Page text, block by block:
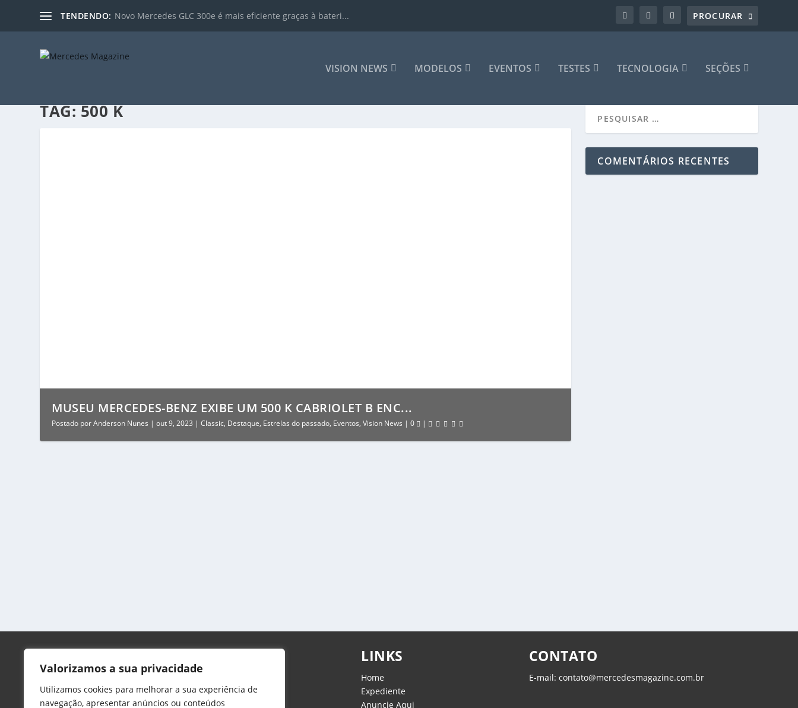
Valorizamos a sua privacidade
Utilizamos cookies para melhorar a sua experiência de
navegação, apresentar anúncios ou conteúdos
TENDENDO: Novo Mercedes GLC 300e é mais eficiente graças à bateri...
VISION NEWS MODELOS EVENTOS TESTES TECNOLOGIA SEÇÕES
TAG:500 K
MUSEU MERCEDES-BENZ EXIBE UM 500 K CABRIOLET B ENC...
Postado porAnderson Nunes |out 9, 2023 |Classic, Destaque, Estrelas do passado, Eventos,Vision News |0 |
COMENTÁRIOS RECENTES
Mercedes Magazine é um site global sobre a
marca, produtos e estilo de vida Mercedes-
Benz.
LINKS
Home
Expediente
Anuncie Aqui
CONTATO
E-mail: contato@mercedesmagazine.com.br